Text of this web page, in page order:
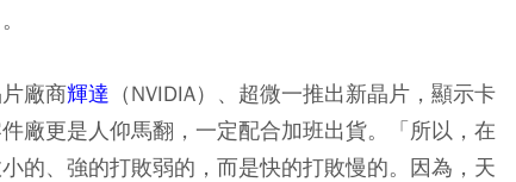
廠商輝達 （NVIDIA）、超微一推出新晶片，顯示卡
廠更是人仰馬翻，一定配合加班出貨。「所以，在
的、強的打敗弱的，而是快的打敗慢的。因為，天